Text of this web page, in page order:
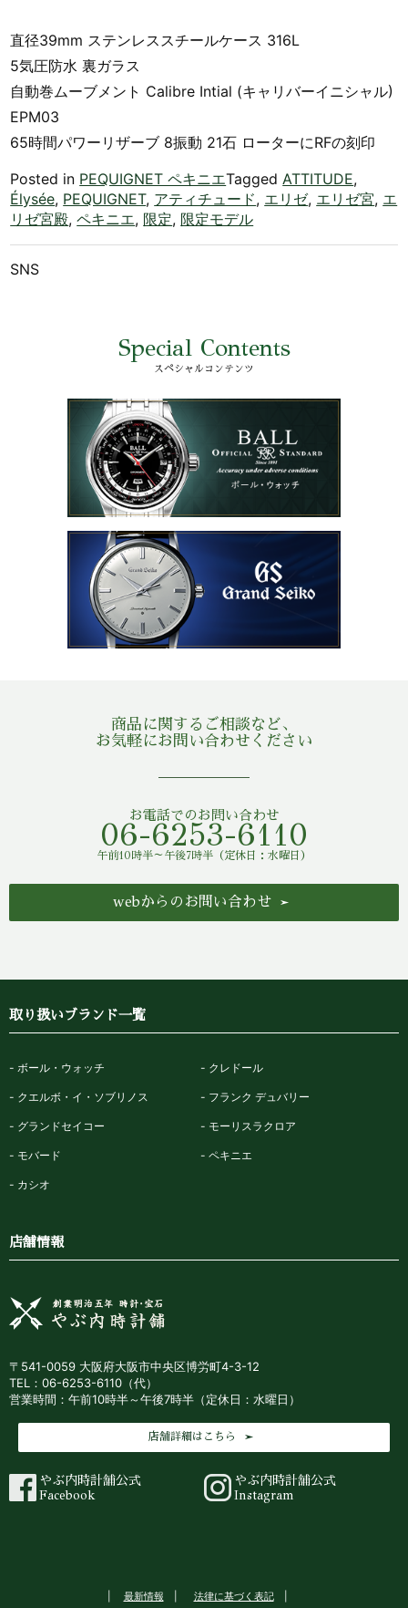
直径39mm ステンレススチールケース 316L
5気圧防水 裏ガラス
自動巻ムーブメント Calibre Intial (キャリバーイニシャル)
EPM03
65時間パワーリザーブ 8振動 21石 ローターにRFの刻印
Posted in PEQUIGNET ペキニエTaggedATTITUDE,
Élysée, PEQUIGNET, アティチュード, エリゼ, エリゼ宮, エ
リゼ宮殿,ペキニエ, 限定, 限定モデル
SNS
Special Contents
スペシャルコンテンツ
商品に関するご相談など、
お気軽にお問い合わせください
お電話でのお問い合わせ
06-6253-6110
午前10時半～午後7時半（定休日：水曜日）
webからのお問い合わせ
取り扱いブランド一覧
ボール・ウォッチ クレドール
クエルボ・イ・ソブリノス フランク デュバリー
グランドセイコー モーリスラクロア
モバード ペキニエ
カシオ
店舗情報
〒541-0059 大阪府大阪市中央区博労町4-3-12
TEL：06-6253-6110（代）
営業時間：午前10時半～午後7時半（定休日：水曜日）
店舗詳細はこちら
やぶ内時計舗公式
Facebook
やぶ内時計舗公式
Instagram
最新情報 法律に基づく表記